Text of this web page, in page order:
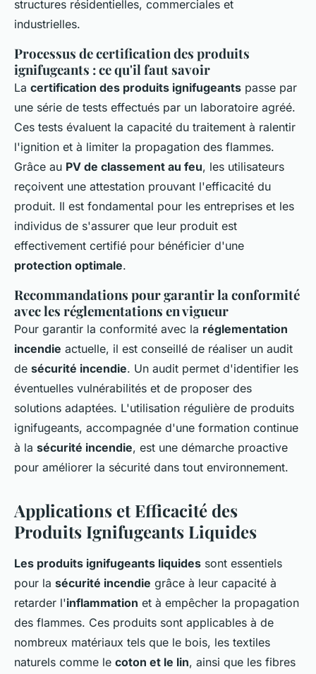
structures résidentielles, commerciales et
industrielles.
Processus de certification des produits
ignifugeants : ce qu'il faut savoir
La certification des produits ignifugeants passe par
une série de tests effectués par un laboratoire agréé.
Ces tests évaluent la capacité du traitement à ralentir
l'ignition et à limiter la propagation des flammes.
Grâce au PV de classement au feu, les utilisateurs
reçoivent une attestation prouvant l'efficacité du
produit. Il est fondamental pour les entreprises et les
individus de s'assurer que leur produit est
effectivement certifié pour bénéficier d'une
protection optimale.
Recommandations pour garantir la conformité
avec les réglementations en vigueur
Pour garantir la conformité avec la réglementation
incendie actuelle, il est conseillé de réaliser un audit
de sécurité incendie. Un audit permet d'identifier les
éventuelles vulnérabilités et de proposer des
solutions adaptées. L'utilisation régulière de produits
ignifugeants, accompagnée d'une formation continue
à la sécurité incendie, est une démarche proactive
pour améliorer la sécurité dans tout environnement.
Applications et Efficacité des
Produits Ignifugeants Liquides
Les produits ignifugeants liquides sont essentiels
pour la sécurité incendie grâce à leur capacité à
retarder l'inflammation et à empêcher la propagation
des flammes. Ces produits sont applicables à de
nombreux matériaux tels que le bois, les textiles
naturels comme le coton et le lin, ainsi que les fibres